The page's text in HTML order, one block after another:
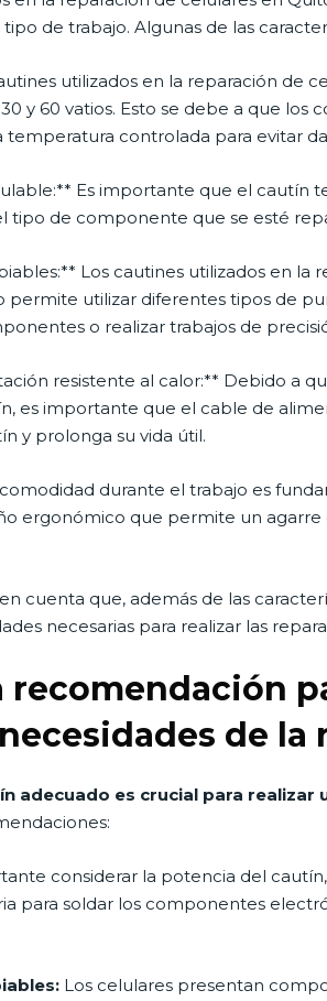
de trabajo. Algunas de las
utilizados en la reparación de
y 60 vatios. Esto se debe a que los
temperatura controlada para evitar
Es importante que el cautín
tipo de componente que se esté
Los cautines utilizados en
permite utilizar diferentes tipos de
o realizar trabajos de
resistente al calor:** Debido a
es importante que el cable de
y prolonga su vida útil.
durante el trabajo es
ergonómico que permite un agarre
cuenta que, además de las
necesarias para realizar las
recomendación
de
adecuado es crucial para
considerar la potencia del
para soldar los componentes
Los celulares presentan